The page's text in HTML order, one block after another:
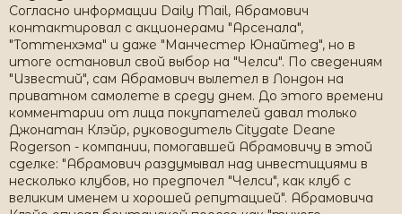
Согласно информации Daily Mail, Абрамович
контактировал с акционерами "Арсенала",
"Тоттенхэма" и даже "Манчестер Юнайтед", но в
итоге остановил свой выбор на "Челси". По сведениям
"Известий", сам Абрамович вылетел в Лондон на
приватном самолете в среду днем. До этого времени
комментарии от лица покупателей давал только
Джонатан Клэйр, руководитель Citygate Deane
Rogerson - компании, помогавшей Абрамовичу в этой
сделке: "Абрамович раздумывал над инвестициями в
несколько клубов, но предпочел "Челси", как клуб с
великим именем и хорошей репутацией". Абрамовича